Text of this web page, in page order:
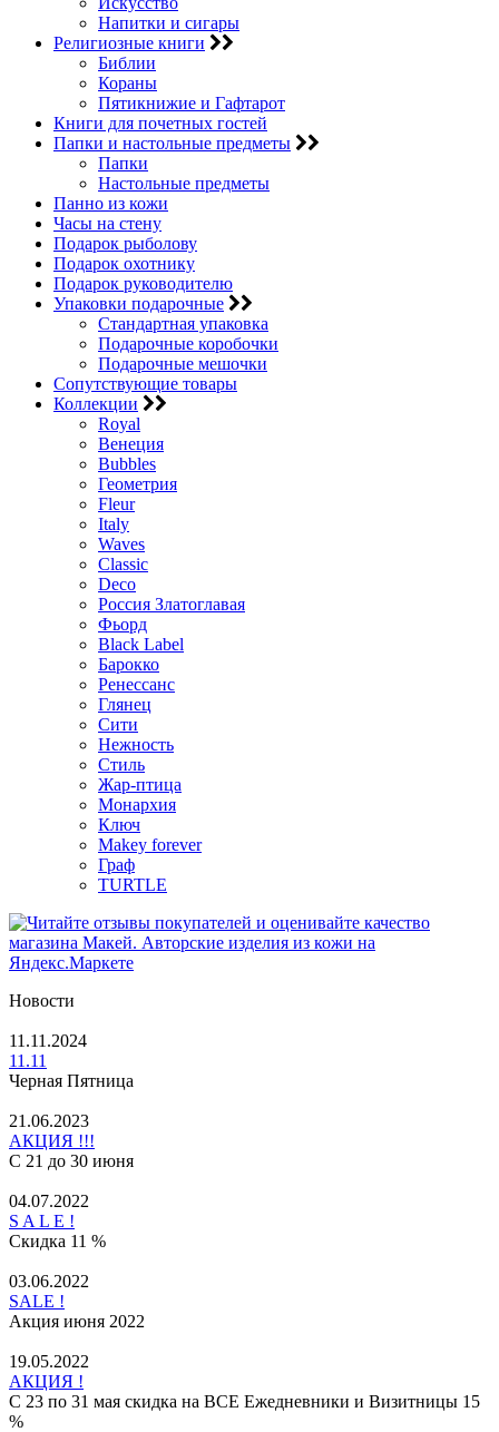
Напитки и сигары
Религиозные книги
Библии
Кораны
Пятикнижие и Гафтарот
Книги для почетных гостей
Папки и настольные предметы
Папки
Настольные предметы
Панно из кожи
Часы на стену
Подарок рыболову
Подарок охотнику
Подарок руководителю
Упаковки подарочные
Стандартная упаковка
Подарочные коробочки
Подарочные мешочки
Сопутствующие товары
Коллекции
Royal
Венеция
Bubbles
Геометрия
Fleur
Italy
Waves
Classic
Deco
Россия Златоглавая
Фьорд
Black Label
Барокко
Ренессанс
Глянец
Сити
Нежность
Стиль
Жар-птица
Монархия
Ключ
Makey forever
Граф
TURTLE
Новости
11.11.2024
11.11
Черная Пятница
21.06.2023
АКЦИЯ !!!
С 21 до 30 июня
04.07.2022
S A L E !
Скидка 11 %
03.06.2022
SALE !
Акция июня 2022
19.05.2022
АКЦИЯ !
С 23 по 31 мая скидка на ВСЕ Ежедневники и Визитницы 15
%